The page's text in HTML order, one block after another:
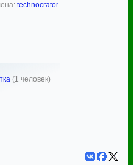
technocrator
(1 человек)